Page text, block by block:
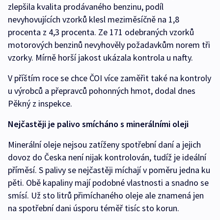
zlepšila kvalita prodávaného benzinu, podíl
nevyhovujících vzorků klesl meziměsíčně na 1,8
procenta z 4,3 procenta. Ze 171 odebraných vzorků
motorových benzinů nevyhověly požadavkům norem tři
vzorky. Mírně horší jakost ukázala kontrola u nafty.
V příštím roce se chce ČOI více zaměřit také na kontroly
u výrobců a přepravců pohonných hmot, dodal dnes
Pěkný z inspekce.
Nejčastěji je palivo smícháno s minerálními oleji
Minerální oleje nejsou zatíženy spotřební daní a jejich
dovoz do Česka není nijak kontrolován, tudíž je ideální
příměsí. S palivy se nejčastěji míchají v poměru jedna ku
pěti. Obě kapaliny mají podobné vlastnosti a snadno se
smísí. Už sto litrů přimíchaného oleje ale znamená jen
na spotřební dani úsporu téměř tisíc sto korun.